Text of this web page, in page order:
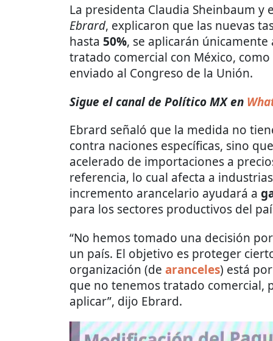
La presidenta Claudia Sheinbaum y
Ebrard, explicaron que las nuevas
hasta 50%, se aplicarán
tratado comercial con México,
enviado al Congreso de la Unión.
Sigue el canal de Político MX en
Ebrard señaló que la medida no
contra naciones específicas, sino
acelerado de importaciones a
referencia, lo cual afecta a
incremento arancelario ayudará a
para los sectores productivos del
“No hemos tomado una decisión
un país. El objetivo es proteger
organización (de aranceles) está
que no tenemos tratado comercial,
aplicar”, dijo Ebrard.